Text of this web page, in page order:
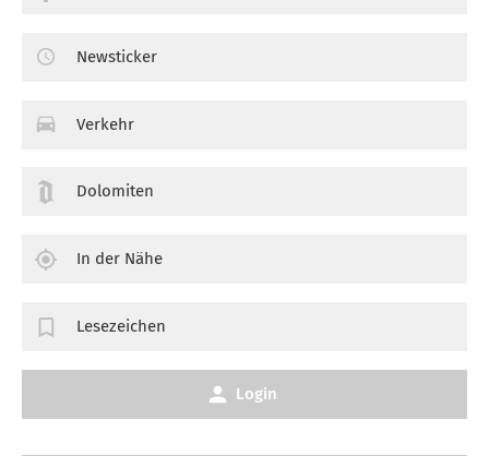
Newsticker
Verkehr
Dolomiten
In der Nähe
Lesezeichen
Login